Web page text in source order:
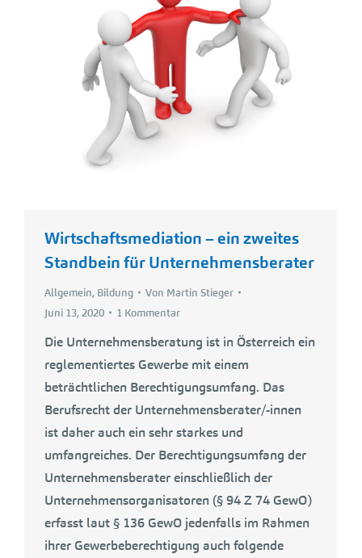
Wirtschaftsmediation – ein zweites
Standbein für Unternehmensberater
Allgemein, Bildung Von Martin Stieger
Juni 13, 2020
1 Kommentar
Die Unternehmensberatung ist in Österreich ein
reglementiertes Gewerbe mit einem
beträchtlichen Berechtigungsumfang. Das
Berufsrecht der Unternehmensberater/-innen
ist daher auch ein sehr starkes und
umfangreiches. Der Berechtigungsumfang der
Unternehmensberater einschließlich der
Unternehmensorganisatoren (§ 94 Z 74 GewO)
erfasst laut § 136 GewO jedenfalls im Rahmen
ihrer Gewerbeberechtigung auch folgende